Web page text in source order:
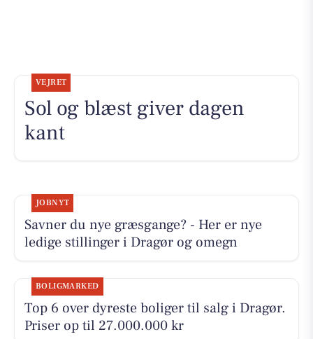
VEJRET
Sol og blæst giver dagen
kant
JOBNYT
Savner du nye græsgange? - Her er nye
ledige stillinger i Dragør og omegn
BOLIGMARKED
Top 6 over dyreste boliger til salg i Dragør.
Priser op til 27.000.000 kr